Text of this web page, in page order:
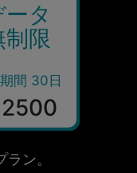
タ
制限
間 30日
ン。